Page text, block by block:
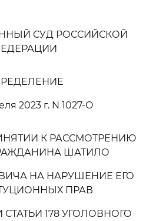
СУД РОССИЙСКОЙ
2023 г. N 1027-О
К РАССМОТРЕНИЮ
ШАТИЛО
НА НАРУШЕНИЕ ЕГО
ПРАВ
178 УГОЛОВНОГО